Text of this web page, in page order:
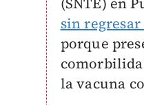
sin regresar
porque
la vacuna